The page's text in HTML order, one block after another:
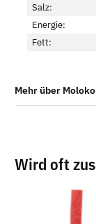
Salz:
Energie:
Fett:
Mehr über Moloko
Wird oft